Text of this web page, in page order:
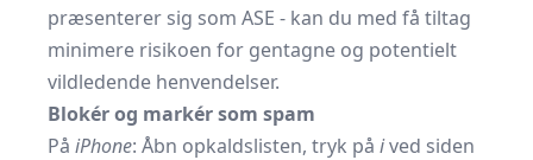
præsenterer sig som ASE - kan du med få tiltag
minimere risikoen for gentagne og potentielt
vildledende henvendelser.
Blokér og markér som spam
På iPhone: Åbn opkaldslisten, tryk på ived siden